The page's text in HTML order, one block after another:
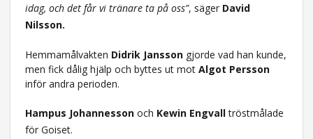
idag, och det får vi tränare ta på oss”, säger David
Nilsson.
Hemmamålvakten Didrik Janssongjorde vad han kunde,
men fick dålig hjälp och byttes ut mot Algot Persson
inför andra perioden.
Hampus Johannessonoch Kewin Engvalltröstmålade
för Goiset.